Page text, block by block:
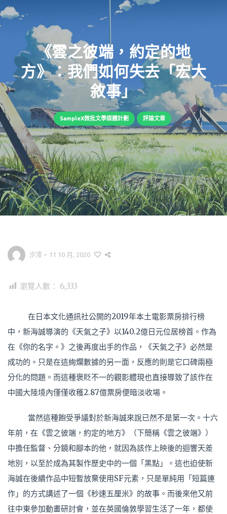
《雲之彼端，約定的地
方》：我們如何失去「宏大
敘事」
SampleX微批文學媒體計劃 評論文章
汐澪 • 11 10 月, 2020
瀏覽人數： 6,333
在日本文化通訊社公開的2019年本土電影票房排行榜
中，新海誠導演的《天氣之子》以140.2億日元位居榜首。作為
在《你的名字。》之後再度出手的作品，《天氣之子》必然是
成功的。只是在這絢爛數據的另一面，反應的則是它口碑兩極
分化的問題。而這種褒貶不一的觀影體現也直接導致了該作在
中國大陸境內僅僅收穫2.87億票房便暗淡收場。
當然這種飽受爭議對於新海誠來說已然不是第一次。十六
年前，在《雲之彼端，約定的地方》（下簡稱《雲之彼端》）
中擔任監督、分鏡和腳本的他，就因為該作上映後的迴響天差
地別，以至於成為其製作歷史中的一個「黑點」。這也迫使新
海誠在後續作品中短暫放棄使用SF元素，只是單純用「短篇連
作」的方式講述了一個《秒速五厘米》的故事。而後來他又前
往中東參加動畫研討會，並在英國倫敦學習生活了一年，都使